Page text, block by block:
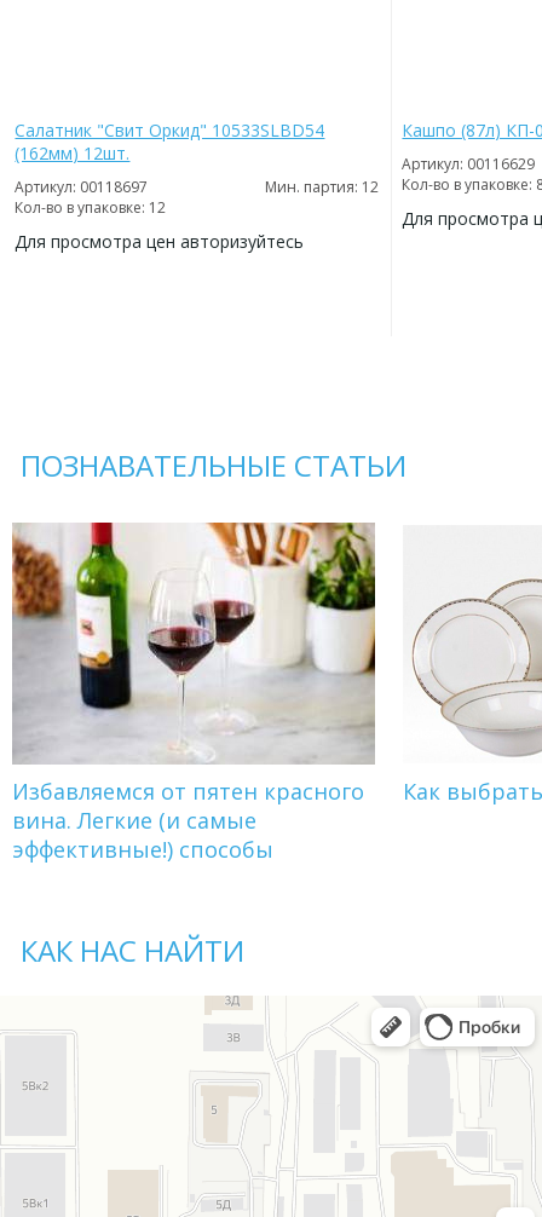
Салатник "Свит Оркид" 10533SLBD54
(162мм) 12шт.
Артикул: 00118697
Мин. партия: 12
Кол-во в упаковке: 12
Для просмотра цен авторизуйтесь
Кашпо (87л) КП-
Артикул: 00116629
Кол-во в упаковке:
Для просмотра
ПОЗНАВАТЕЛЬНЫЕ СТАТЬИ
Избавляемся от пятен красного
вина. Легкие (и самые
эффективные!) способы
Как
КАК НАС НАЙТИ